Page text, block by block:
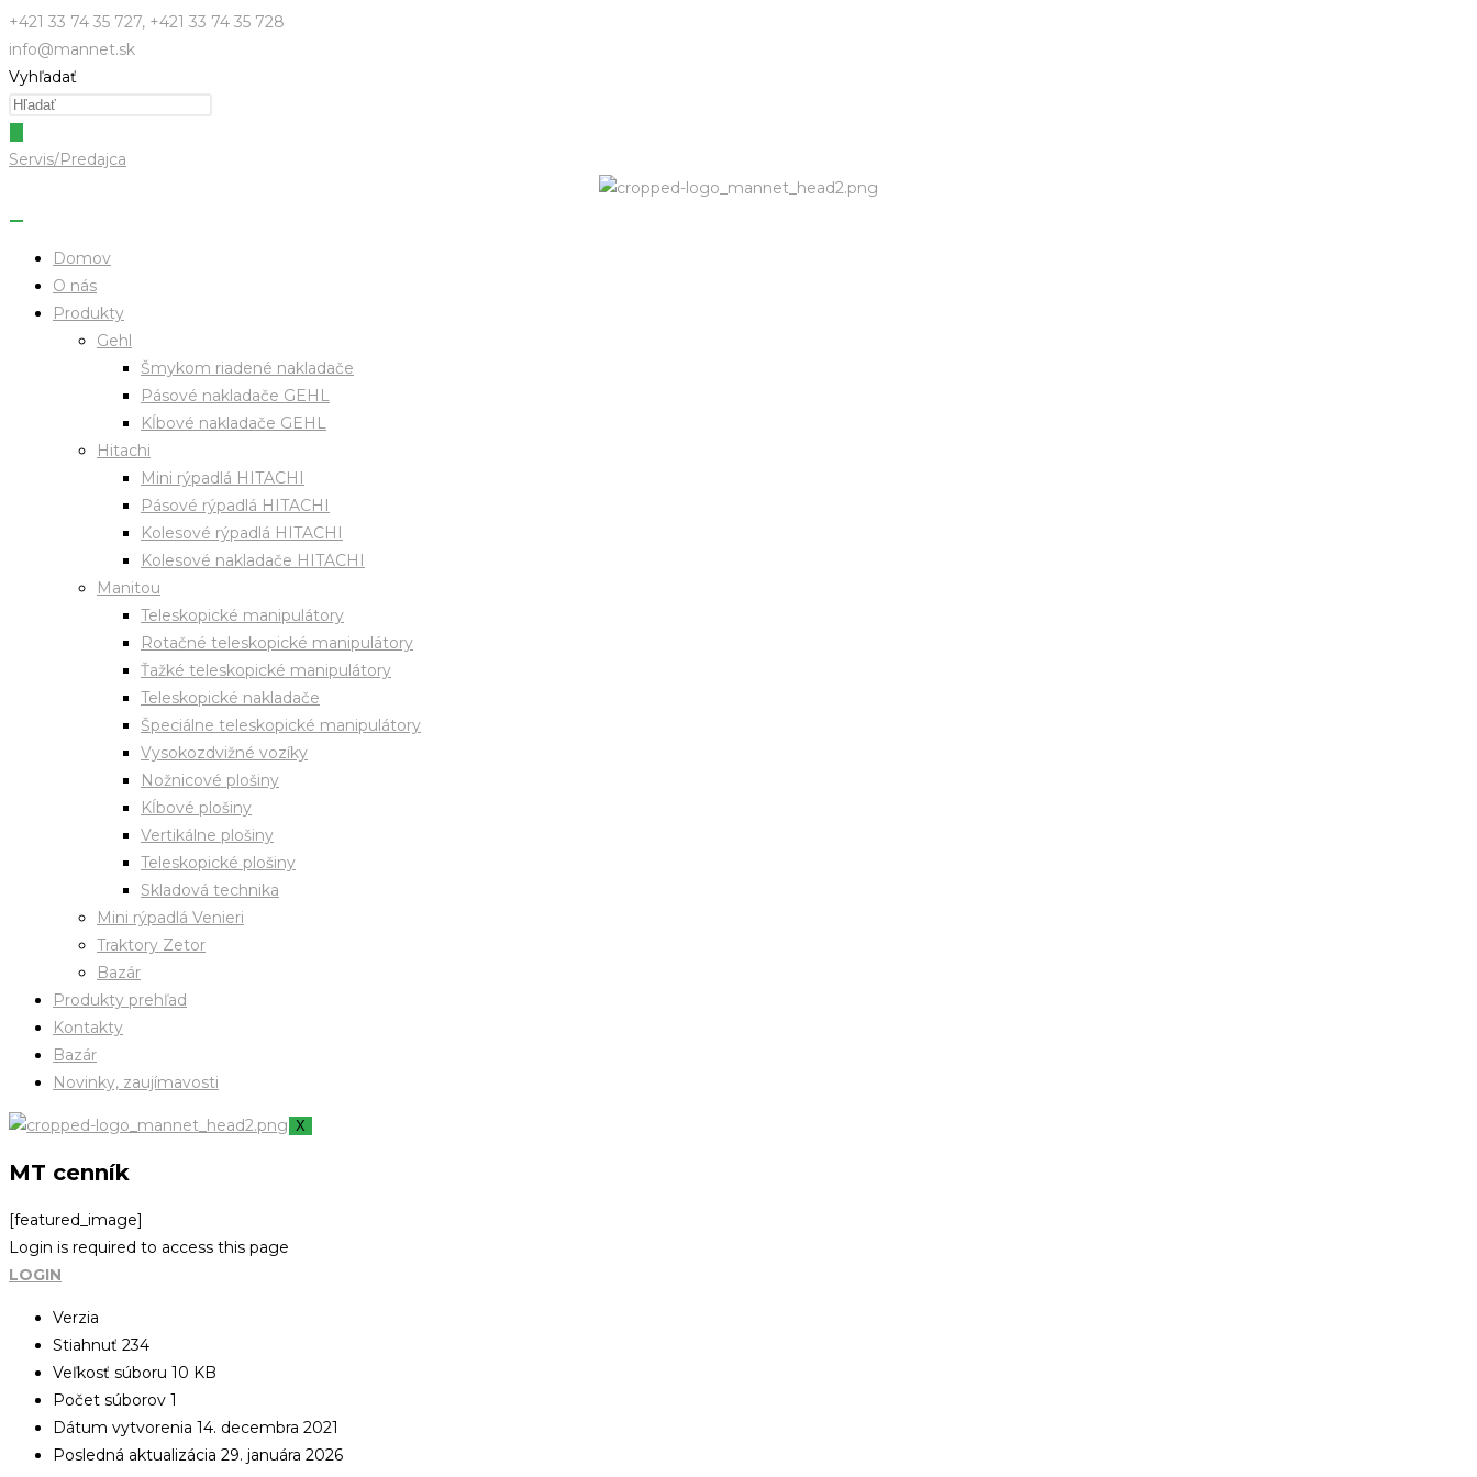
Skip
to
content
+421 33 74 35 727, +421 33 74 35 728
info@mannet.sk
Vyhľadať
Servis/Predajca
Domov
O nás
Produkty
Gehl
Šmykom riadené nakladače
Pásové nakladače GEHL
Kĺbové nakladače GEHL
Hitachi
Mini rýpadlá HITACHI
Pásové rýpadlá HITACHI
Kolesové rýpadlá HITACHI
Kolesové nakladače HITACHI
Manitou
Teleskopické manipulátory
Rotačné teleskopické manipulátory
Ťažké teleskopické manipulátory
Teleskopické nakladače
Špeciálne teleskopické manipulátory
Vysokozdvižné vozíky
Nožnicové plošiny
Kĺbové plošiny
Vertikálne plošiny
Teleskopické plošiny
Skladová technika
Mini rýpadlá Venieri
Traktory Zetor
Bazár
Produkty prehľad
Kontakty
Bazár
Novinky, zaujímavosti
X
MT cenník
[featured_image]
Login is required to access this page
LOGIN
Verzia
Stiahnuť 234
Veľkosť súboru 10 KB
Počet súborov 1
Dátum vytvorenia 14. decembra 2021
Posledná aktualizácia 29. januára 2026